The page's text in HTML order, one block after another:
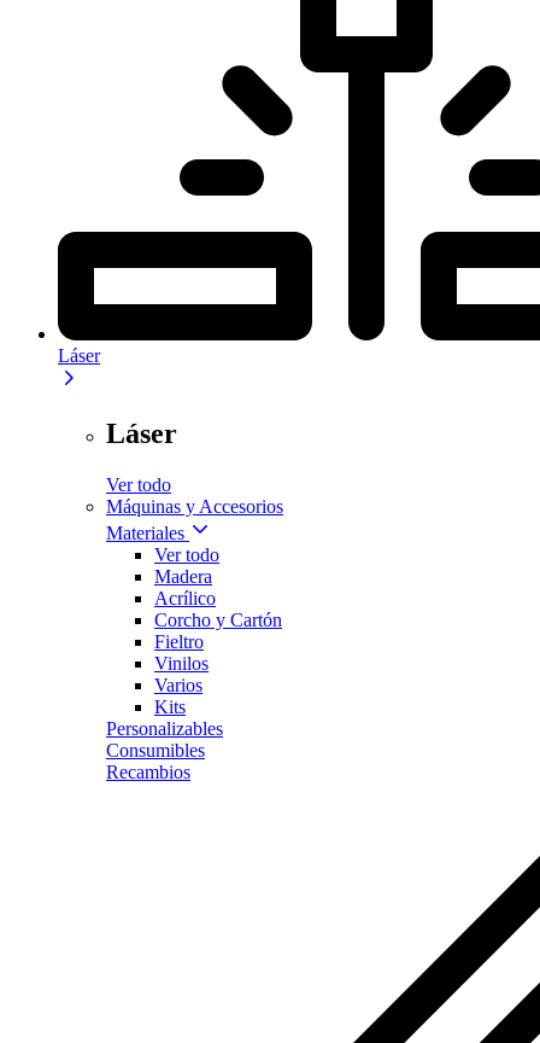
Láser
Láser
Ver todo
Máquinas y Accesorios
Materiales
Ver todo
Madera
Acrílico
Corcho y Cartón
Fieltro
Vinilos
Varios
Kits
Personalizables
Consumibles
Recambios